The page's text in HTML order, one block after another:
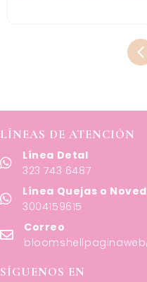
LÍNEAS DE ATENCIÓN
Línea Detal
323 743 6487
Línea Quejas o
3004159615
Correo
SÍGUENOS EN